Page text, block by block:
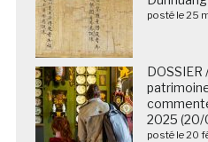
posté le 25
2025
posté le 20